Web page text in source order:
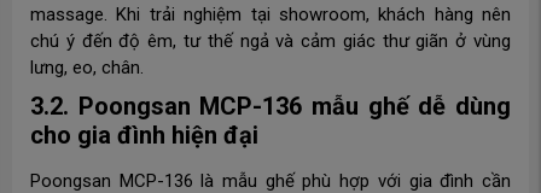
massage. Khi trải nghiệm tại showroom, khách hàng nên
chú ý đến độ êm, tư thế ngả và cảm giác thư giãn ở vùng
lưng, eo, chân.
3.2. Poongsan MCP-136 mẫu ghế dễ dùng
cho gia đình hiện đại
Poongsan MCP-136 là mẫu ghế phù hợp với gia đình cần